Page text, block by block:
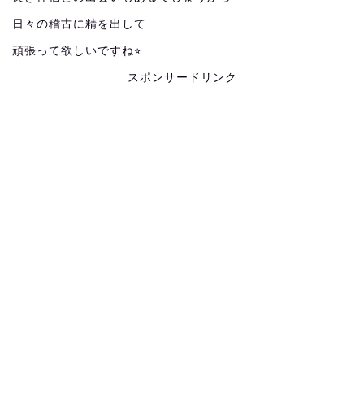
日々の稽古に精を出して
頑張って欲しいですね⭐︎
スポンサードリンク